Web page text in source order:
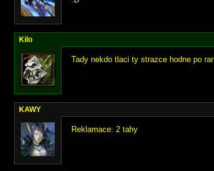
Kilo
Tady nekdo tlaci ty strazce hodne po
KAWY
Reklamace: 2 tahy